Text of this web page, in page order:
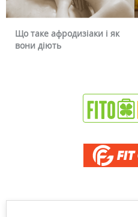
Що таке афродизіаки і як
вони діють